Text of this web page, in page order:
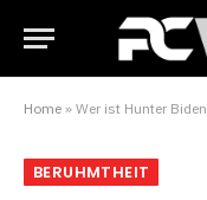
Home » Wer ist Hunter Bidens
BERUHMTHEIT